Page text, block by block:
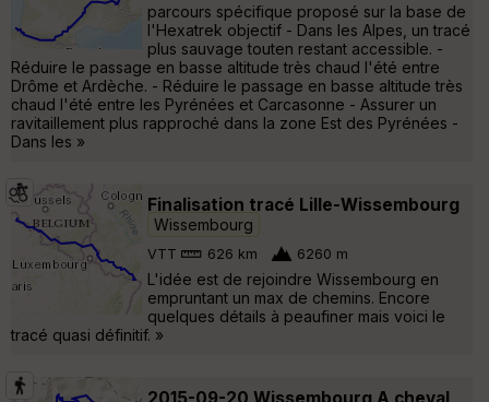
parcours spécifique proposé sur la base de
l'Hexatrek objectif - Dans les Alpes, un tracé
plus sauvage touten restant accessible. -
Réduire le passage en basse altitude très chaud l'été entre
Drôme et Ardèche. - Réduire le passage en basse altitude très
chaud l'été entre les Pyrénées et Carcasonne - Assurer un
ravitaillement plus rapproché dans la zone Est des Pyrénées -
Dans les »
Finalisation tracé Lille-Wissembourg
Wissembourg
VTT 626 km 6260 m
L'idée est de rejoindre Wissembourg en
empruntant un max de chemins. Encore
quelques détails à peaufiner mais voici le
tracé quasi définitif. »